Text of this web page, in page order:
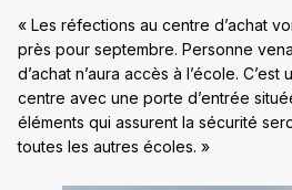
« Les réfections au centre d’achat
près pour septembre. Personne
d’achat n’aura accès à l’école.
centre avec une porte d’entrée
éléments qui assurent la sécurité
toutes les autres écoles. »